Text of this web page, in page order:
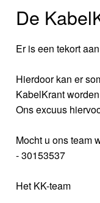
De
Er is een tekort
Hierdoor kan er
KabelKrant
Ons excuus
Mocht u ons team
- 30153537
Het KK-team